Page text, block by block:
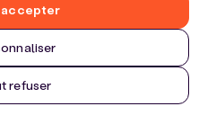
refuser
accepter